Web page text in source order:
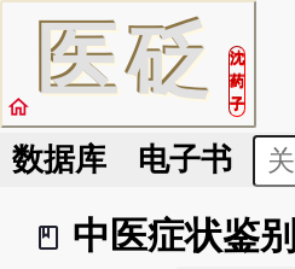
医砭
沈
药
子
home
数据库 电子书
book_2
中医症状鉴